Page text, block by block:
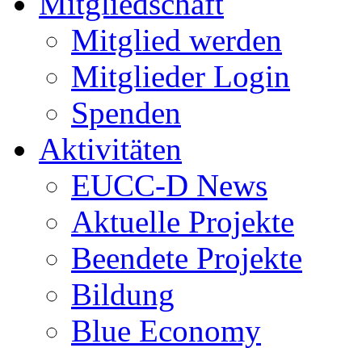
Mitglied werden
Mitglieder Login
Spenden
Aktivitäten
EUCC-D News
Aktuelle Projekte
Beendete Projekte
Bildung
Blue Economy